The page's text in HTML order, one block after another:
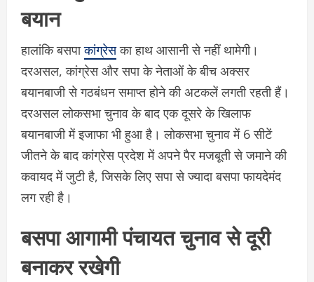
बयान
हालांकि बसपाकांग्रेसका हाथ आसानी से नहीं थामेगी।
दरअसल, कांग्रेस और सपा के नेताओं के बीच अक्सर
बयानबाजी से गठबंधन समाप्त होने की अटकलें लगती रहती हैं।
दरअसल लोकसभा चुनाव के बाद एक दूसरे के खिलाफ
बयानबाजी में इजाफा भी हुआ है। लोकसभा चुनाव में 6 सीटें
जीतने के बाद कांग्रेस प्रदेश में अपने पैर मजबूती से जमाने की
कवायद में जुटी है, जिसके लिए सपा से ज्यादा बसपा फायदेमंद
लग रही है।
बसपा आगामी पंचायत चुनाव से दूरी
बनाकर रखेगी